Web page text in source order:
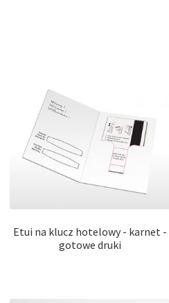
Etui na klucz hotelowy - karnet -
gotowe druki